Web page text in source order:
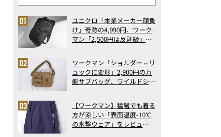
ユニクロ「本業メーカー顔負
け」奇跡の4,990円、ワーク
マン「2,500円は反則級」凄
ト3】（2026年6月版）
ワークマン「ショルダー⇔リ
ュックに変形」2,900円の万
能サブバッグ、ワイルドシン
記事ランキングベスト3】
（2026年6月版）
【ワークマン】猛暑でも着る
方が涼しい「表面温度-10℃
の氷撃ウェア」をレビュ